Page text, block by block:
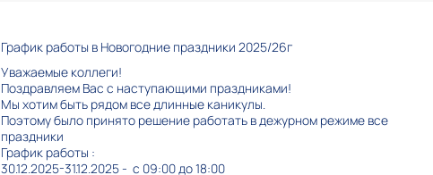
График работы в Новогодние праздники 2025/26г
Уважаемые коллеги!
Поздравляем Вас с наступающими праздниками!
Мы хотим быть рядом все длинные каникулы.
Поэтому было принято решение работать в дежурном режиме все
праздники
График работы :
30.12.2025-31.12.2025 - с 09:00 до 18:00